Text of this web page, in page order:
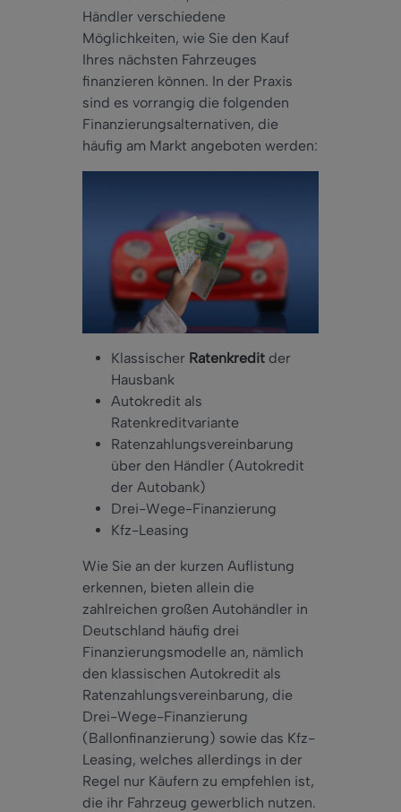
Händler verschiedene
Möglichkeiten, wie Sie den Kauf
Ihres nächsten Fahrzeuges
finanzieren können. In der Praxis
sind es vorrangig die folgenden
Finanzierungsalternativen, die
häufig am Markt angeboten werden:
Klassischer Ratenkredit der
Hausbank
Autokredit als
Ratenkreditvariante
Ratenzahlungsvereinbarung
über den Händler (Autokredit
der Autobank)
Drei-Wege-Finanzierung
Kfz-Leasing
Wie Sie an der kurzen Auflistung
erkennen, bieten allein die
zahlreichen großen Autohändler in
Deutschland häufig drei
Finanzierungsmodelle an, nämlich
den klassischen Autokredit als
Ratenzahlungsvereinbarung, die
Drei-Wege-Finanzierung
(Ballonfinanzierung) sowie das Kfz-
Leasing, welches allerdings in der
Regel nur Käufern zu empfehlen ist,
die ihr Fahrzeug gewerblich nutzen.